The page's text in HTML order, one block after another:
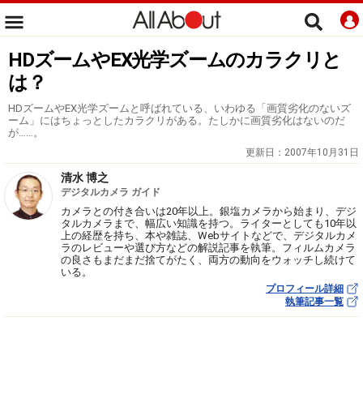
HDズームやEX光学ズームのカラクリと
は？
HDズームやEX光学ズームと呼ばれている、いわゆる「画質劣化のないズ
ーム」にはちょっとしたカラクリがある。たしかに画質劣化はないのだ
が……。
更新日： 2007年10月31日
清水 博之
デジタルカメラ ガイド
カメラとの付き合いは20年以上。銀塩カメラから始まり、デジ
タルカメラまで、幅広い知識を持つ。ライターとしても10年以
上の経歴を持ち、本や雑誌、Webサイトなどで、デジタルカメ
ラのレビューや選び方などの解説記事を執筆。フィルムカメラ
の良さもまだまだ捨てがたく、両方の動向をウォッチし続けて
いる。
プロフィール詳細
執筆記事一覧